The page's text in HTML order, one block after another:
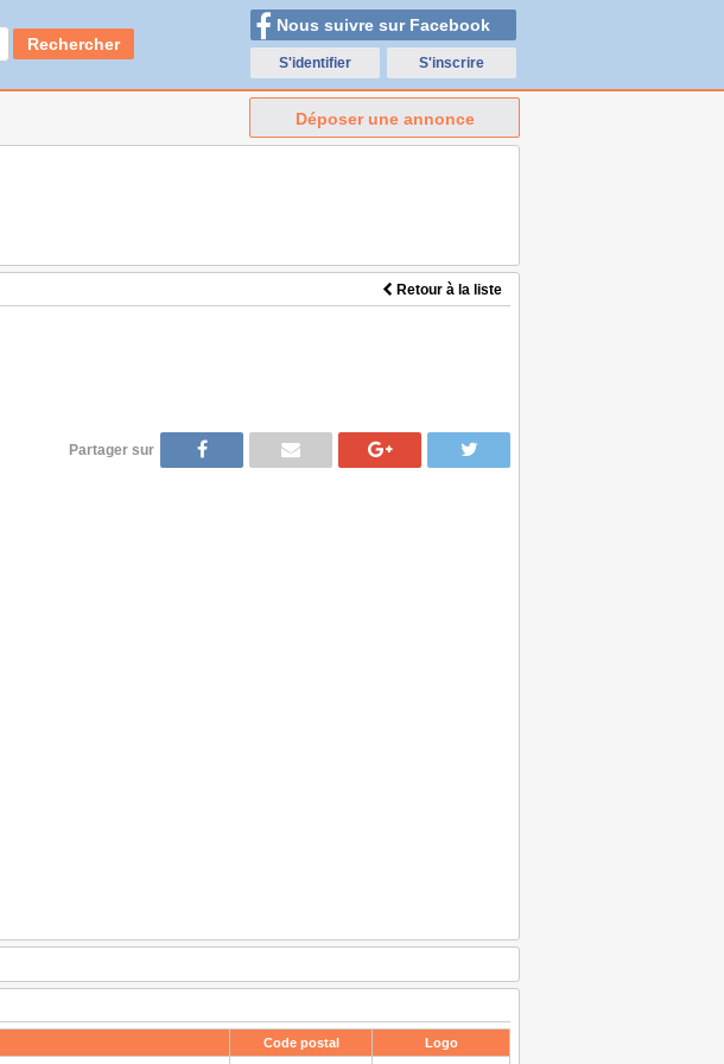
Rechercher
Nous suivre sur Facebook
S'identifier S'inscrire
Déposer une annonce
Retour à la liste
Partager sur
Code postal Logo